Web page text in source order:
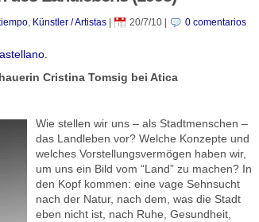
, Künstler / Artistas| 20/7/10| 0 comentarios
Cristina Tomsig bei Atica
Wie stellen wir uns – als Stadtmenschen –
das Landleben vor? Welche Konzepte und
welches Vorstellungsvermögen haben wir,
um uns ein Bild vom “Land” zu machen? In
den Kopf kommen: eine vage Sehnsucht
nach der Natur, nach dem, was die Stadt
eben nicht ist, nach Ruhe, Gesundheit,